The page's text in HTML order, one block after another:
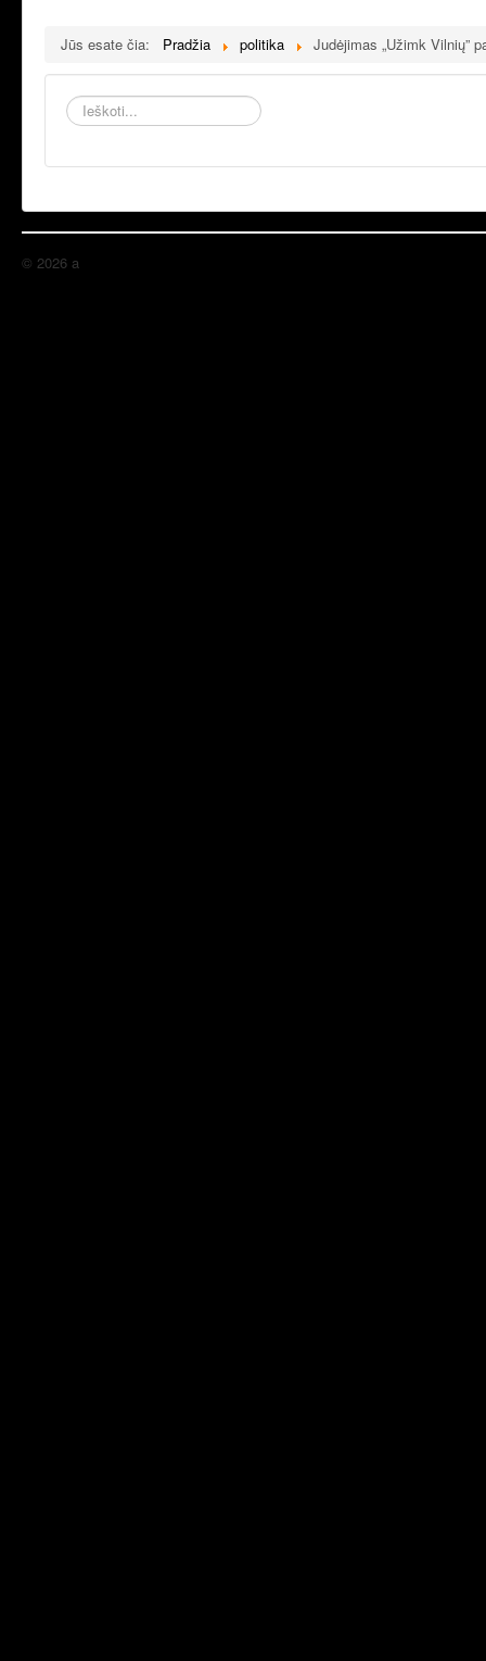
Jūs esate čia: Pradžia politika Judėjimas „Užimk Vilnių”
Ieškoti...
© 2026 a